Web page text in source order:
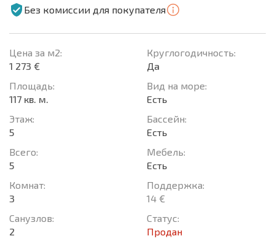
Без комиссии для покупателя
Цена за м2:
1 273 €
Площадь:
117 кв. м.
Этаж:
5
Всего:
5
Комнат:
3
Санузлов:
2
Круглогодичность:
Да
Вид на море:
Есть
Басcейн:
Есть
Мебель:
Есть
Поддержка:
14 €
Статус:
Продан